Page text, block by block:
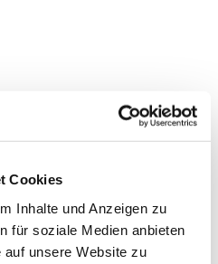
Cookies
Inhalte und Anzeigen zu
für soziale Medien anbieten
unsere Website zu